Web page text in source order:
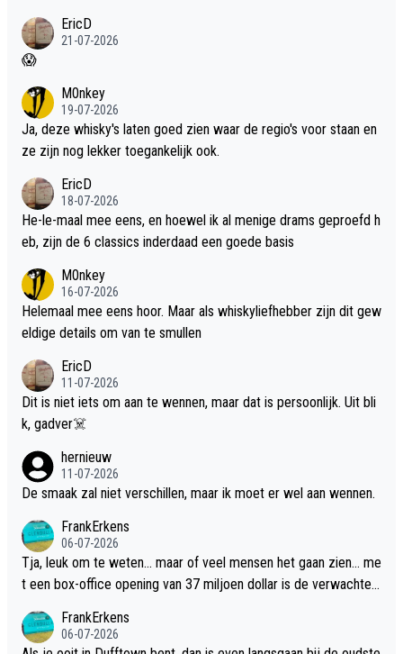
EricD
21-07-2026
😱
M0nkey
19-07-2026
Ja, deze whisky's laten goed zien waar de regio's voor staan en
ze zijn nog lekker toegankelijk ook.
EricD
18-07-2026
He-le-maal mee eens, en hoewel ik al menige drams geproefd h
eb, zijn de 6 classics inderdaad een goede basis
M0nkey
16-07-2026
Helemaal mee eens hoor. Maar als whiskyliefhebber zijn dit gew
eldige details om van te smullen
EricD
11-07-2026
Dit is niet iets om aan te wennen, maar dat is persoonlijk. Uit bli
k, gadver☠️
hernieuw
11-07-2026
De smaak zal niet verschillen, maar ik moet er wel aan wennen.
FrankErkens
06-07-2026
Tja, leuk om te weten... maar of veel mensen het gaan zien... me
t een box-office opening van 37 miljoen dollar is de verwachte
FrankErkens
06-07-2026